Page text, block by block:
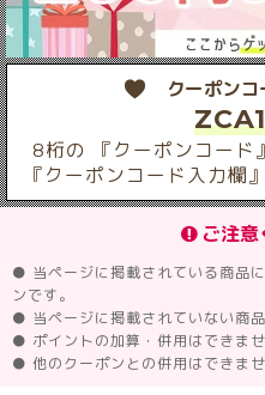
クーポンコ
8桁の 『クーポンコード
『クーポンコード入力欄
ご注意
● 当ページに掲載されている商品
ンです。
● 当ページに掲載されていない商
● ポイントの加算・併用はできませ
● 他のクーポンとの併用はできませ